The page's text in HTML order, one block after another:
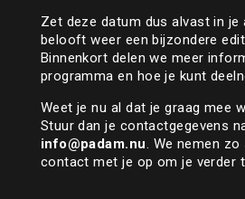
Zet deze datum dus alvast in je
belooft weer een bijzondere
Binnenkort delen we meer
programma en hoe je kunt
Weet je nu al dat je graag mee
Stuur dan je contactgegevens
info@padam.nu. We nemen
contact met je op om je verder